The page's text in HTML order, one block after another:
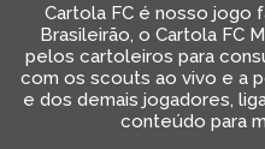
Cartola FC é nosso jogo
Brasileirão, o Cartola FC
pelos cartoleiros para
com os scouts ao vivo e a
e dos demais jogadores,
conteúdo para